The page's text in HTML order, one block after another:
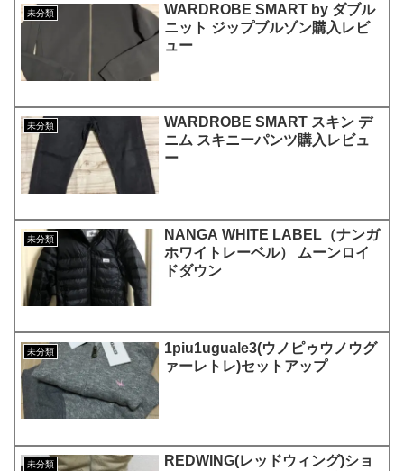
未分類
WARDROBE SMART by ダブル
ニット ジップブルゾン購入レビ
ュー
未分類
WARDROBE SMART スキン デ
ニム スキニーパンツ購入レビュ
ー
未分類
NANGA WHITE LABEL（ナンガ
ホワイトレーベル） ムーンロイ
ドダウン
未分類
1piu1uguale3(ウノピゥウノウグ
ァーレトレ)セットアップ
未分類
REDWING(レッドウィング)ショ